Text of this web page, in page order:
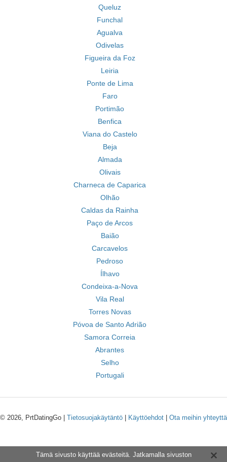
Queluz
Funchal
Agualva
Odivelas
Figueira da Foz
Leiria
Ponte de Lima
Faro
Portimão
Benfica
Viana do Castelo
Beja
Almada
Olivais
Charneca de Caparica
Olhão
Caldas da Rainha
Paço de Arcos
Baião
Carcavelos
Pedroso
Ílhavo
Condeixa-a-Nova
Vila Real
Torres Novas
Póvoa de Santo Adrião
Samora Correia
Abrantes
Selho
Portugali
© 2026, PrtDatingGo | Tietosuojakäytäntö Käyttöehdot Ota meihin yhteyttä
Tämä sivusto käyttää evästeitä. Jatkamalla sivuston